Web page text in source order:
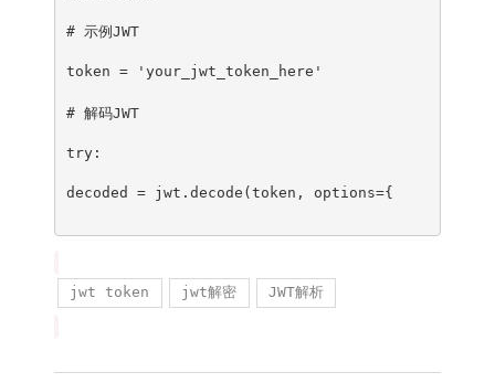
# 示例JWT
token = 'your_jwt_token_here'
# 解码JWT
try:
decoded = jwt.decode(token, options={
jwt token jwt解密 JWT解析